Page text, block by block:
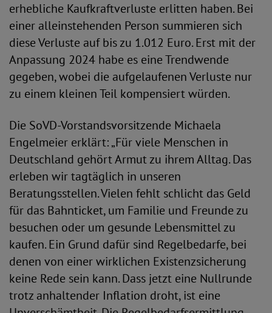
erhebliche Kaufkraftverluste erlitten haben. Bei
einer alleinstehenden Person summieren sich
diese Verluste auf bis zu 1.012 Euro. Erst mit der
Anpassung 2024 habe es eine Trendwende
gegeben, wobei die aufgelaufenen Verluste nur
zu einem kleinen Teil kompensiert würden.
Die SoVD-Vorstandsvorsitzende Michaela
Engelmeier erklärt: „Für viele Menschen in
Deutschland gehört Armut zu ihrem Alltag. Das
erleben wir tagtäglich in unseren
Beratungsstellen. Vielen fehlt schlicht das Geld
für das Bahnticket, um Familie und Freunde zu
besuchen oder um gesunde Lebensmittel zu
kaufen. Ein Grund dafür sind Regelbedarfe, bei
denen von einer wirklichen Existenzsicherung
keine Rede sein kann. Dass jetzt eine Nullrunde
trotz anhaltender Inflation droht, ist eine